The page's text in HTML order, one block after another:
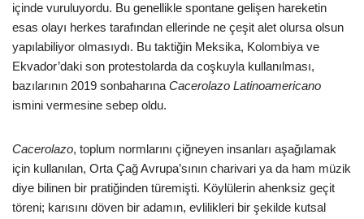
içinde vuruluyordu. Bu genellikle spontane gelişen hareketin
esas olayı herkes tarafından ellerinde ne çeşit alet olursa olsun
yapılabiliyor olmasıydı. Bu taktiğin Meksika, Kolombiya ve
Ekvador’daki son protestolarda da coşkuyla kullanılması,
bazılarının 2019 sonbaharınaCacerolazo Latinoamericano
ismini vermesine sebep oldu.
Cacerolazo, toplum normlarını çiğneyen insanları aşağılamak
için kullanılan, Orta Çağ Avrupa’sının charivari ya da ham müzik
diye bilinen bir pratiğinden türemişti. Köylülerin ahenksiz geçit
töreni; karısını döven bir adamın, evlilikleri bir şekilde kutsal